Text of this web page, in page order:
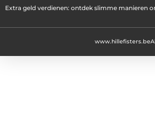
Extra geld verdienen: ontdek slimme manieren
www.hillefisters.be